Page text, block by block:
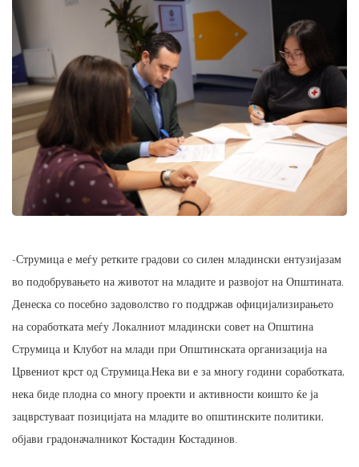
-Струмица е меѓу ретките градови со силен младински ентузијазам
во подобрувањето на животот на младите и развојот на Општината.
Денеска со посебно задоволство го поддржав официјализирањето
на соработката меѓу Локалниот младински совет на Општина
Струмица и Клубот на млади при Општинската организација на
Црвениот крст од Струмица.Нека ви е за многу години соработката,
нека биде плодна со многу проекти и активности коишто ќе ја
зацврстуваат позицијата на младите во општинските политики,
објави градоначалникот Костадин Костадинов.